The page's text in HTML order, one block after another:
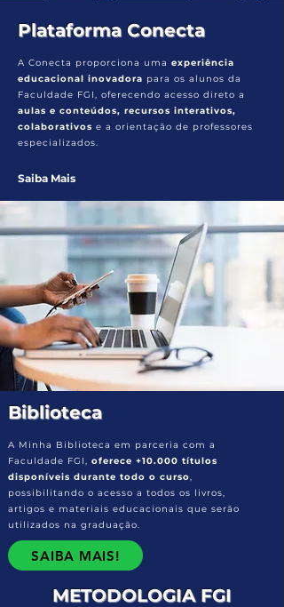
Plataforma Conecta
A Conecta proporciona uma experiência
educacional inovadora para os alunos da
Faculdade FGI, oferecendo acesso direto a
aulas e conteúdos, recursos interativos,
colaborativos e a orientação de professores
especializados.
Saiba Mais
Biblioteca
A Minha Biblioteca em parceria com a
Faculdade FGI, oferece +10.000 títulos
disponíveis durante todo o curso,
possibilitando o acesso a todos os livros,
artigos e materiais educacionais que serão
utilizados na graduação.
SAIBA MAIS!
METODOLOGIA FGI